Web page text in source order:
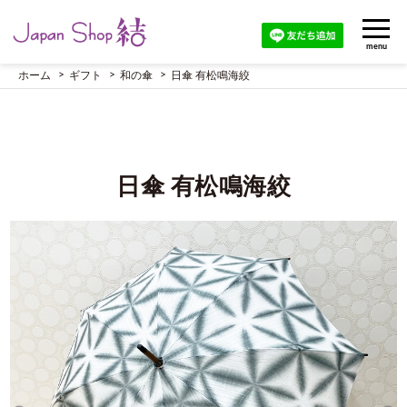
menu
ホーム ギフト 和の傘 日傘 有松鳴海絞
日傘 有松鳴海絞